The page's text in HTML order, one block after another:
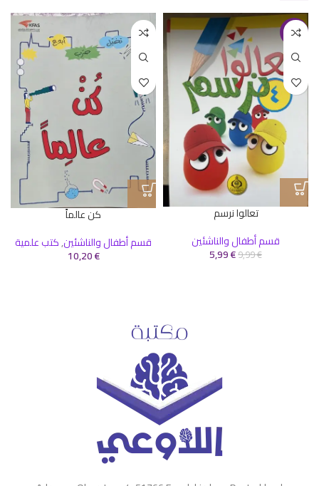
-40%
تعالوا نرسم
قسم أطفال والناشئين
9,99€
5,99€
كن عالماً
قسم أطفال والناشئين,كتب علمية
10,20€